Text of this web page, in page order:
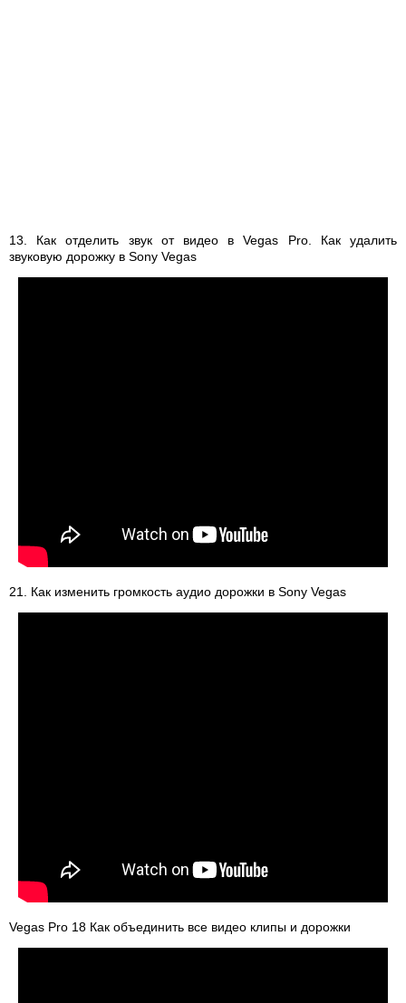
13. Как отделить звук от видео в Vegas Pro. Как удалить
звуковую дорожку в Sony Vegas
21. Как изменить громкость аудио дорожки в Sony Vegas
Vegas Pro 18 Как объединить все видео клипы и дорожки